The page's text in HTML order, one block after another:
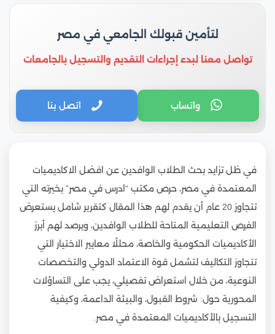
لتأمين قبولك الجامعي في مصر
تواصل معنا لبدء إجراءات التقديم والتسجيل بالجامعات
واتساب اتصل بنا
في ظل تزايد بحث الطلاب الوافدين عن افضل الاكاديميات
المعتمدة في مصر، حرص مكتب “ادرس في مصر” بخبرته التي
تتجاوز 20 عام أن يقدم لهم هذا المقال كتقرير شامل يستعرض
الفرص التعليمية المتاحة للطلاب الوافدين، ويرصد لهم أبرز
الأكاديميات الحكومية والخاصة، محللًا معايير الاختيار التي
تتجاوز التكاليف لتشمل قوة الاعتماد الدولي والتخصصات
النوعية، من خلال استعراض تفصيلي، يجب على التساؤلات
المحورية حول: شروط القبول، والبيئة الداعمة، وكيفية
التسجيل بالأكاديميات المعتمدة في مصر.